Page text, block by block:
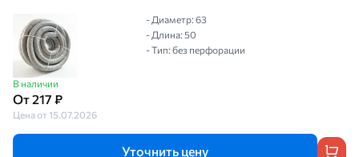
В наличии
От 217 ₽
Цена от 15.07.2026
- Диаметр: 63
- Длина: 50
- Тип: без перфорации
Уточнить цену